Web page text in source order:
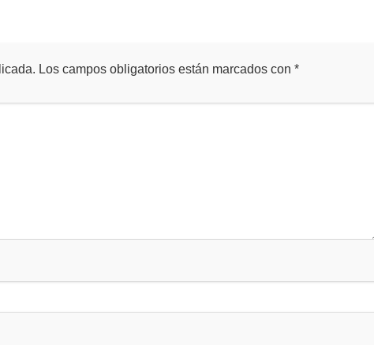
Los campos obligatorios están marcados con *